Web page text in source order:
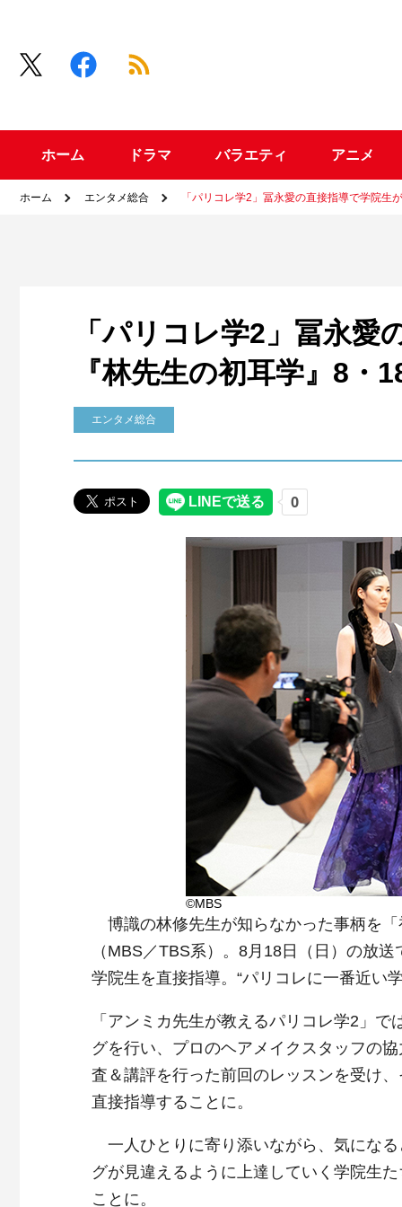
ホーム ドラマ バラエティ アニメ
ホーム エンタメ総合 「パリコレ学2」冨永愛の直接指導で学院
「パリコレ学2」冨永愛
『林先生の初耳学』8・
エンタメ総合
©MBS
博識の林修先生が知らなかった事柄を
（MBS／TBS系）。8月18日（日）の放
学院生を直接指導。“パリコレに一番近い
「アンミカ先生が教えるパリコレ学2」
グを行い、プロのヘアメイクスタッフの
査＆講評を行った前回のレッスンを受け
直接指導することに。
一人ひとりに寄り添いながら、気にな
グが見違えるように上達していく学院生
ことに。